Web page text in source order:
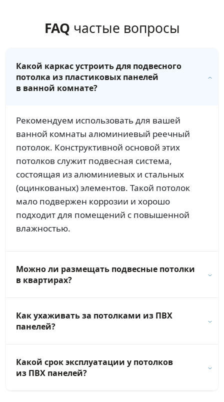
FAQ частые вопросы
Какой каркас устроить для подвесного
потолка из пластиковых панелей
в ванной комнате?
Рекомендуем использовать для вашей
ванной комнаты алюминиевый реечный
потолок. Конструктивной основой этих
потолков служит подвесная система,
состоящая из алюминиевых и стальных
(оцинкованых) элементов. Такой потолок
мало подвержен коррозии и хорошо
подходит для помещений с повышенной
влажностью.
Можно ли размещать подвесные потолки
в квартирах?
Как ухаживать за потолками из ПВХ
панелей?
Какой срок эксплуатации у потолков
из ПВХ панелей?